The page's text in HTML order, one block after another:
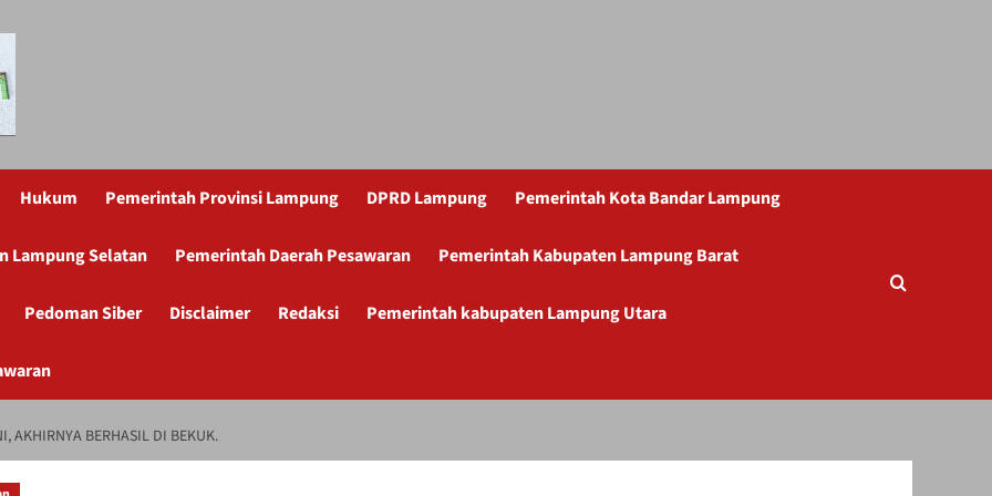
Hukum Pemerintah Provinsi Lampung DPRD Lampung Pemerintah Kota Bandar Lampung
Lampung Selatan Pemerintah Daerah Pesawaran Pemerintah Kabupaten Lampung Barat
Pedoman Siber Disclaimer Redaksi Pemerintah kabupaten Lampung Utara
AKHIRNYA BERHASIL DI BEKUK.